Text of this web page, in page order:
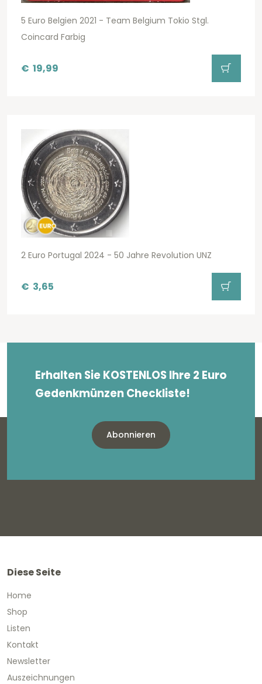
5 Euro Belgien 2021 - Team Belgium Tokio Stgl.
Coincard Farbig
€ 19,99
2 Euro Portugal 2024 - 50 Jahre Revolution UNZ
€ 3,65
Erhalten Sie KOSTENLOS Ihre 2 Euro
Gedenkmünzen Checkliste!
Abonnieren
Diese Seite
Home
Shop
Listen
Kontakt
Newsletter
Auszeichnungen